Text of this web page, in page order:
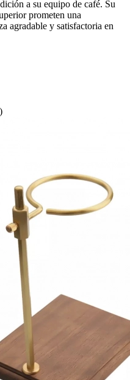
a su equipo de café. Su
prometen una
agradable y satisfactoria en